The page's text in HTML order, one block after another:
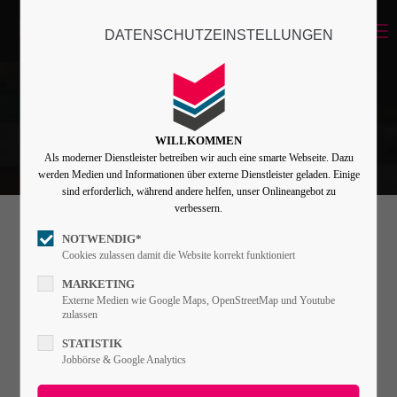
Passwort
Angemeldet bleiben
Anmelden
Register
Menu
Animated Countup
Lorem ipsum dolor sit amet, consectetuer
adipiscing elit. Aenean commodo ligula eget
dolor. Aenean massa.
DATENSCHUTZEINSTELLUNGEN
WILLKOMMEN
Als moderner Dienstleister betreiben wir auch eine smarte Webseite. Dazu
werden Medien und Informationen über externe Dienstleister geladen. Einige
sind erforderlich, während andere helfen, unser Onlineangebot zu
verbessern.
NOTWENDIG*
Cookies zulassen damit die Website korrekt funktioniert
MARKETING
Externe Medien wie Google Maps, OpenStreetMap und Youtube
zulassen
STATISTIK
Jobbörse & Google Analytics